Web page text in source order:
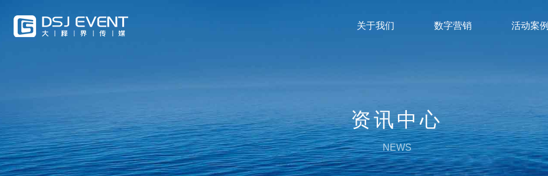
关于我们 数字营销 活动案例
资讯中心
NEWS